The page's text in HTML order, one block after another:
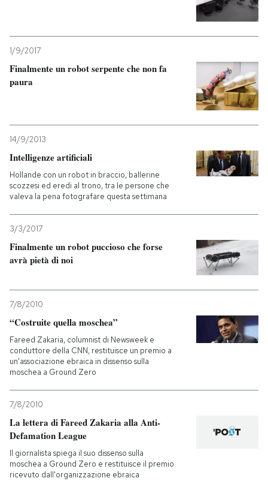
CALENDARIO
1/9/2017
Finalmente un robot serpente che non fa
paura
14/9/2013
Intelligenze artificiali
Hollande con un robot in braccio, ballerine
scozzesi ed eredi al trono, tra le persone che
valeva la pena fotografare questa settimana
3/3/2017
Finalmente un robot puccioso che forse
avrà pietà di noi
7/8/2010
“Costruite quella moschea”
Fareed Zakaria, columnist di Newsweek e
conduttore della CNN, restituisce un premio a
un'associazione ebraica in dissenso sulla
moschea a Ground Zero
7/8/2010
La lettera di Fareed Zakaria alla Anti-
Defamation League
Il giornalista spiega il suo dissenso sulla
moschea a Ground Zero e restituisce il premio
ricevuto dall'organizzazione ebraica